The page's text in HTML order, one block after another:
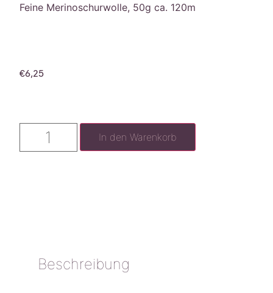
Feine Merinoschurwolle, 50g ca. 120m
€6,25
In den Warenkorb
Beschreibung